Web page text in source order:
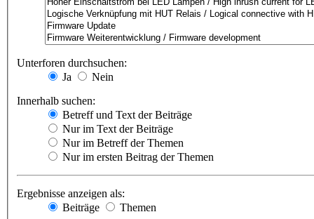
Unterforen durchsuchen:
Ja
Nein
Innerhalb suchen:
Betreff und Text der Beiträge
Nur im Text der Beiträge
Nur im Betreff der Themen
Nur im ersten Beitrag der Themen
Ergebnisse anzeigen als:
Beiträge
Themen